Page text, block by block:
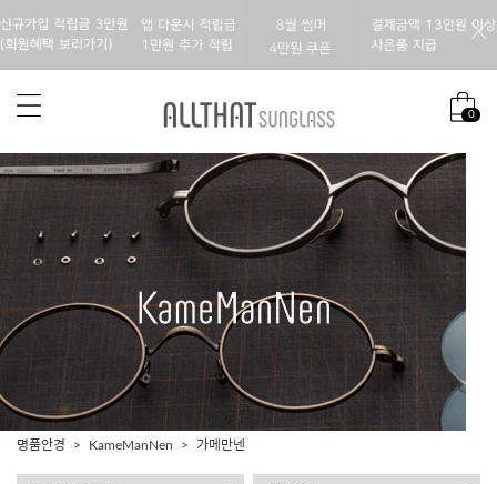
0
명품안경 KameManNen 가메만넨